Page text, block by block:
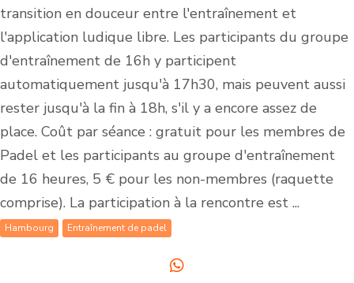
transition en douceur entre l'entraînement et
l'application ludique libre. Les participants du groupe
d'entraînement de 16h y participent
automatiquement jusqu'à 17h30, mais peuvent aussi
rester jusqu'à la fin à 18h, s'il y a encore assez de
place. Coût par séance : gratuit pour les membres de
Padel et les participants au groupe d'entraînement
de 16 heures, 5 € pour les non-membres (raquette
comprise). La participation à la rencontre est ...
Hambourg Entraînement de padel